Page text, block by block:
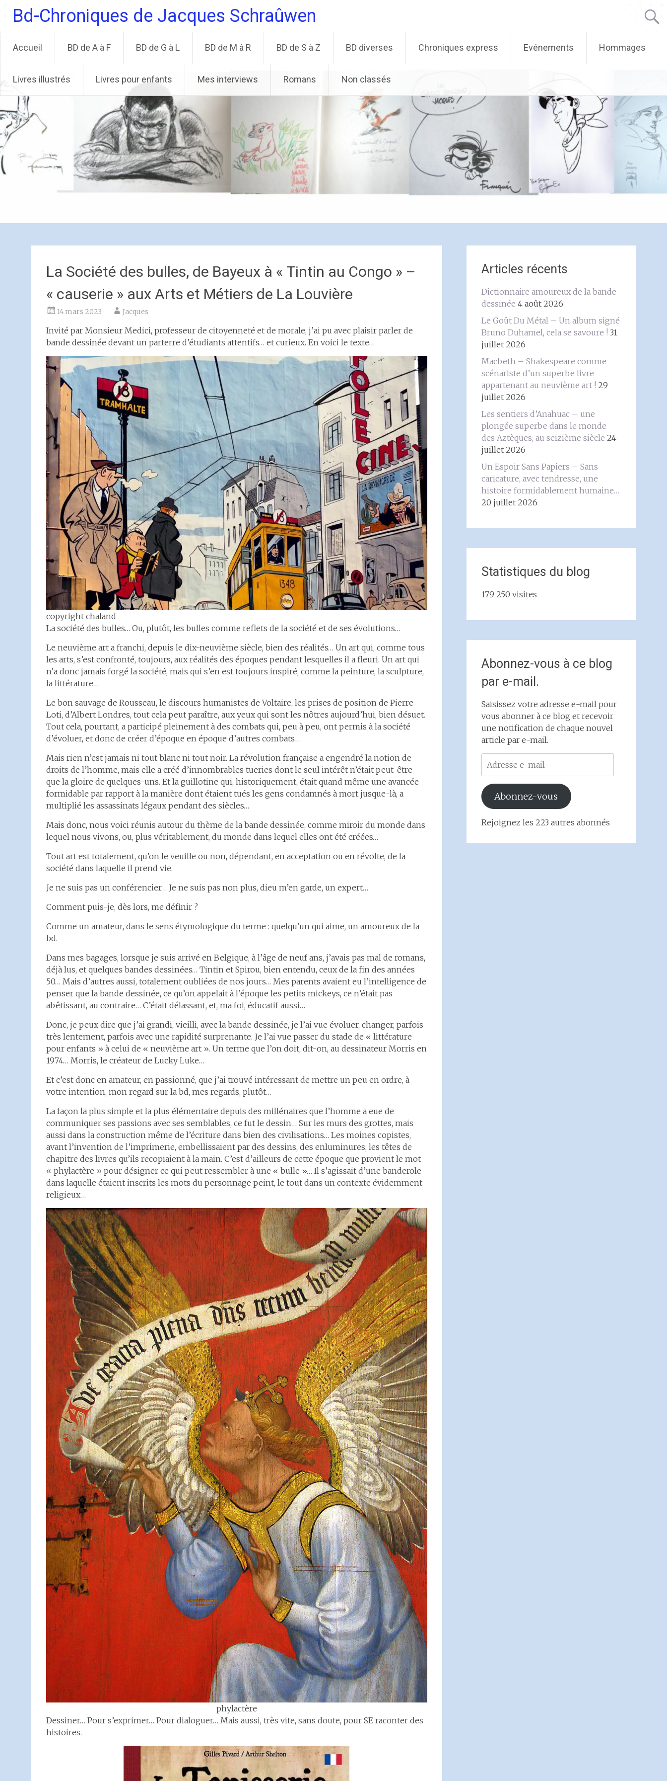
contenu
Bd-Chroniques de Jacques Schraûwen
Accueil BD de A à F BD de G à L BD de M à R BD de S à Z BD diverses Chroniques express Evénements Hommages
Livres illustrés Livres pour enfants Mes interviews Romans Non classés
La Société des bulles, de Bayeux à « Tintin au Congo » –
« causerie » aux Arts et Métiers de La Louvière
14 mars 2023 Jacques
Invité par Monsieur Medici, professeur de citoyenneté et de morale, j’ai pu avec plaisir parler de
bande dessinée devant un parterre d’étudiants attentifs… et curieux. En voici le texte…
copyright chaland
La société des bulles… Ou, plutôt, les bulles comme reflets de la société et de ses évolutions…
Le neuvième art a franchi, depuis le dix-neuvième siècle, bien des réalités… Un art qui, comme tous
les arts, s’est confronté, toujours, aux réalités des époques pendant lesquelles il a fleuri. Un art qui
n’a donc jamais forgé la société, mais qui s’en est toujours inspiré, comme la peinture, la sculpture,
la littérature…
Le bon sauvage de Rousseau, le discours humanistes de Voltaire, les prises de position de Pierre
Loti, d’Albert Londres, tout cela peut paraître, aux yeux qui sont les nôtres aujourd’hui, bien désuet.
Tout cela, pourtant, a participé pleinement à des combats qui, peu à peu, ont permis à la société
d’évoluer, et donc de créer d’époque en époque d’autres combats…
Mais rien n’est jamais ni tout blanc ni tout noir. La révolution française a engendré la notion de
droits de l’homme, mais elle a créé d’innombrables tueries dont le seul intérêt n’était peut-être
que la gloire de quelques-uns. Et la guillotine qui, historiquement, était quand même une avancée
formidable par rapport à la manière dont étaient tués les gens condamnés à mort jusque-là, a
multiplié les assassinats légaux pendant des siècles…
Mais donc, nous voici réunis autour du thème de la bande dessinée, comme miroir du monde dans
lequel nous vivons, ou, plus véritablement, du monde dans lequel elles ont été créées…
Tout art est totalement, qu’on le veuille ou non, dépendant, en acceptation ou en révolte, de la
société dans laquelle il prend vie.
Je ne suis pas un conférencier… Je ne suis pas non plus, dieu m’en garde, un expert…
Comment puis-je, dès lors, me définir ?
Comme un amateur, dans le sens étymologique du terme : quelqu’un qui aime, un amoureux de la
bd.
Dans mes bagages, lorsque je suis arrivé en Belgique, à l’âge de neuf ans, j’avais pas mal de romans,
déjà lus, et quelques bandes dessinées… Tintin et Spirou, bien entendu, ceux de la fin des années
50… Mais d’autres aussi, totalement oubliées de nos jours… Mes parents avaient eu l’intelligence de
penser que la bande dessinée, ce qu’on appelait à l’époque les petits mickeys, ce n’était pas
abêtissant, au contraire… C’était délassant, et, ma foi, éducatif aussi…
Donc, je peux dire que j’ai grandi, vieilli, avec la bande dessinée, je l’ai vue évoluer, changer, parfois
très lentement, parfois avec une rapidité surprenante. Je l’ai vue passer du stade de « littérature
pour enfants » à celui de « neuvième art ». Un terme que l’on doit, dit-on, au dessinateur Morris en
1974… Morris, le créateur de Lucky Luke…
Et c’est donc en amateur, en passionné, que j’ai trouvé intéressant de mettre un peu en ordre, à
votre intention, mon regard sur la bd, mes regards, plutôt…
La façon la plus simple et la plus élémentaire depuis des millénaires que l’homme a eue de
communiquer ses passions avec ses semblables, ce fut le dessin… Sur les murs des grottes, mais
aussi dans la construction même de l’écriture dans bien des civilisations… Les moines copistes,
avant l’invention de l’imprimerie, embellissaient par des dessins, des enluminures, les têtes de
chapitre des livres qu’ils recopiaient à la main. C’est d’ailleurs de cette époque que provient le mot
« phylactère » pour désigner ce qui peut ressembler à une « bulle »… Il s’agissait d’une banderole
dans laquelle étaient inscrits les mots du personnage peint, le tout dans un contexte évidemment
religieux…
phylactère
Dessiner… Pour s’exprimer… Pour dialoguer… Mais aussi, très vite, sans doute, pour SE raconter des
histoires.
Articles récents
Dictionnaire amoureux de la bande
dessinée 4 août 2026
Le Goût Du Métal – Un album signé
Bruno Duhamel, cela se savoure ! 31
juillet 2026
Macbeth – Shakespeare comme
scénariste d’un superbe livre
appartenant au neuvième art ! 29
juillet 2026
Les sentiers d’Anahuac – une
plongée superbe dans le monde
des Aztèques, au seizième siècle 24
juillet 2026
Un Espoir Sans Papiers – Sans
caricature, avec tendresse, une
histoire formidablement humaine…
20 juillet 2026
Statistiques du blog
179 250 visites
Abonnez-vous à ce blog
par e-mail.
Saisissez votre adresse e-mail pour
vous abonner à ce blog et recevoir
une notification de chaque nouvel
article par e-mail.
Adresse
e-
mail
Abonnez-vous
Rejoignez les 223 autres abonnés